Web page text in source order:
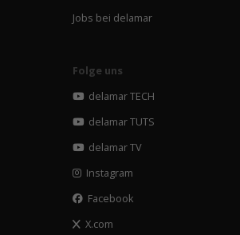
Jobs bei delamar
Folge uns
delamar TECH
delamar TUTS
delamar TV
Instagram
Facebook
X.com